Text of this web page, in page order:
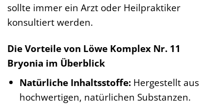
sollte immer ein Arzt oder Heilpraktiker
konsultiert werden.
Die Vorteile von Löwe Komplex Nr. 11
Bryonia im Überblick
Natürliche Inhaltsstoffe:Hergestellt aus
hochwertigen, natürlichen Substanzen.